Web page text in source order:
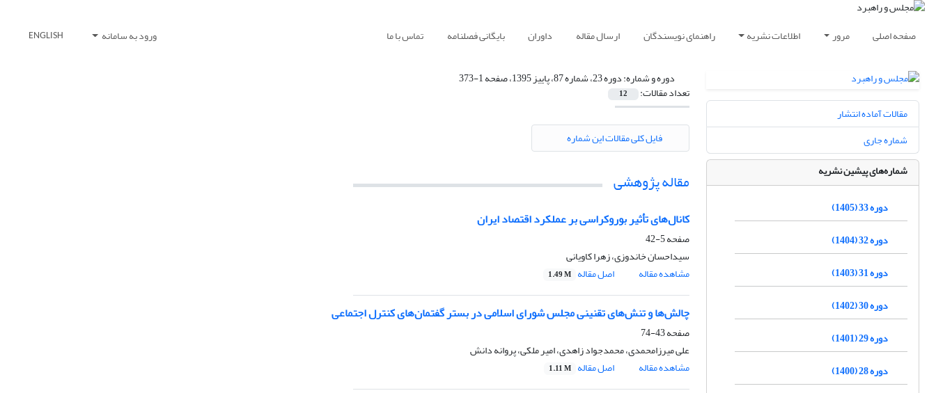
صفحه اصلی مرور اطلاعات نشریه راهنمای نویسندگان ارسال مقاله داوران بایگانی فصلنامه تماس با ما ورود به سامانه ENGLISH
دوره و شماره:دوره 23، شماره 87، پاییز 1395، صفحه 1-373
تعداد مقالات: 12
فایل کلی مقالات این شماره
مقاله پژوهشی
کانال‌های تأثیر بوروکراسی بر عملکرد اقتصاد ایران
صفحه5-42
سیداحسان خاندوزی، زهرا کاویانی
مشاهده مقاله
اصل مقاله 1.49 M
چالش‌ها و تنش‌های تقنینی مجلس شورای اسلامی در بستر گفتمان‌های کنترل اجتماعی
صفحه43-74
علی میرزامحمدی، محمدجواد زاهدی، امیر ملکی، پروانه دانش
مشاهده مقاله
اصل مقاله 1.11 M
مقالات آماده انتشار
شماره جاری
شماره‌های پیشین نشریه
دوره 33 (1405)
دوره 32 (1404)
دوره 31 (1403)
دوره 30 (1402)
دوره 29 (1401)
دوره 28 (1400)